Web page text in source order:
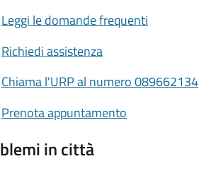
Leggi le domande frequenti
Richiedi assistenza
Chiama l'URP al numero 089662134
Prenota appuntamento
in città